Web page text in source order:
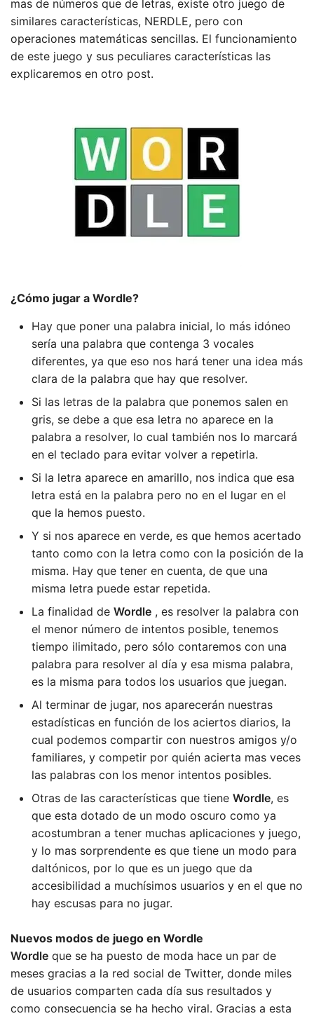
mas de números que de letras, existe otro juego de
similares características, NERDLE, pero con
operaciones matemáticas sencillas. El funcionamiento
de este juego y sus peculiares características las
explicaremos en otro post.
¿Cómo jugar a Wordle?
Hay que poner una palabra inicial, lo más idóneo
sería una palabra que contenga 3 vocales
diferentes, ya que eso nos hará tener una idea más
clara de la palabra que hay que resolver.
Si las letras de la palabra que ponemos salen en
gris, se debe a que esa letra no aparece en la
palabra a resolver, lo cual también nos lo marcará
en el teclado para evitar volver a repetirla.
Si la letra aparece en amarillo, nos indica que esa
letra está en la palabra pero no en el lugar en el
que la hemos puesto.
Y si nos aparece en verde, es que hemos acertado
tanto como con la letra como con la posición de la
misma. Hay que tener en cuenta, de que una
misma letra puede estar repetida.
La finalidad de Wordle , es resolver la palabra con
el menor número de intentos posible, tenemos
tiempo ilimitado, pero sólo contaremos con una
palabra para resolver al día y esa misma palabra,
es la misma para todos los usuarios que juegan.
Al terminar de jugar, nos aparecerán nuestras
estadísticas en función de los aciertos diarios, la
cual podemos compartir con nuestros amigos y/o
familiares, y competir por quién acierta mas veces
las palabras con los menor intentos posibles.
Otras de las características que tiene Wordle, es
que esta dotado de un modo oscuro como ya
acostumbran a tener muchas aplicaciones y juego,
y lo mas sorprendente es que tiene un modo para
daltónicos, por lo que es un juego que da
accesibilidad a muchísimos usuarios y en el que no
hay escusas para no jugar.
Nuevos modos de juego en Wordle
Wordle que se ha puesto de moda hace un par de
meses gracias a la red social de Twitter, donde miles
de usuarios comparten cada día sus resultados y
como consecuencia se ha hecho viral. Gracias a esta